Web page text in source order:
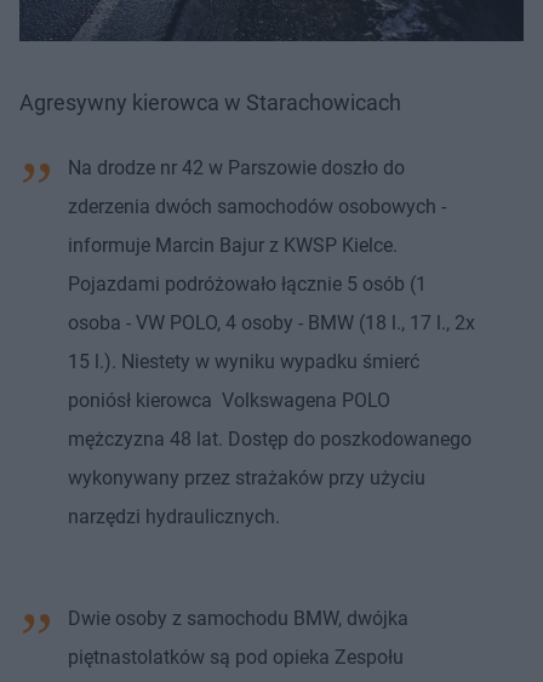
Agresywny kierowca w Starachowicach
Na drodze nr 42 w Parszowie doszło do
zderzenia dwóch samochodów osobowych -
informuje Marcin Bajur z KWSP Kielce.
Pojazdami podróżowało łącznie 5 osób (1
osoba - VW POLO, 4 osoby - BMW (18 l., 17 l., 2x
15 l.). Niestety w wyniku wypadku śmierć
poniósł kierowca Volkswagena POLO
mężczyzna 48 lat. Dostęp do poszkodowanego
wykonywany przez strażaków przy użyciu
narzędzi hydraulicznych.
Dwie osoby z samochodu BMW, dwójka
piętnastolatków są pod opieka Zespołu